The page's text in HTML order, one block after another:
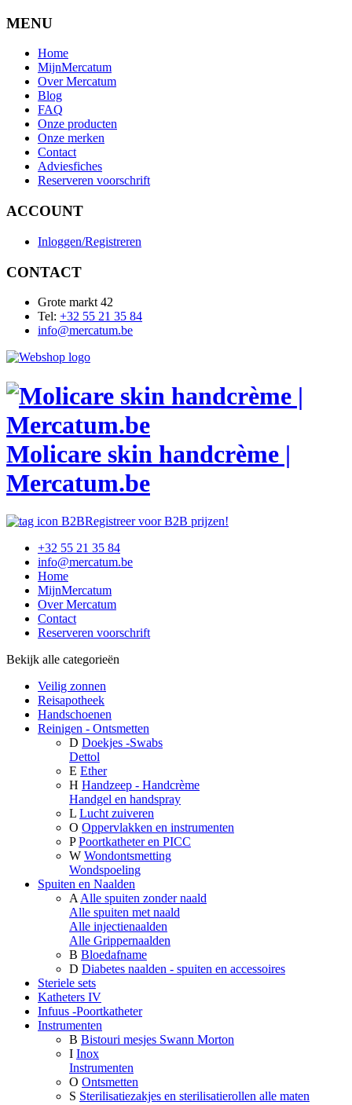
MENU
Home
MijnMercatum
Over Mercatum
Blog
FAQ
Onze producten
Onze merken
Contact
Adviesfiches
Reserveren voorschrift
ACCOUNT
Inloggen/Registreren
CONTACT
Grote markt 42
Tel: +32 55 21 35 84
info@mercatum.be
Molicare skin handcrème |
Mercatum.be
Registreer voor B2B prijzen!
+32 55 21 35 84
info@mercatum.be
Home
MijnMercatum
Over Mercatum
Contact
Reserveren voorschrift
Bekijk alle categorieën
Veilig zonnen
Reisapotheek
Handschoenen
Reinigen - Ontsmetten
D Doekjes -Swabs
Dettol
E Ether
H Handzeep - Handcrème
Handgel en handspray
L Lucht zuiveren
O Oppervlakken en instrumenten
P Poortkatheter en PICC
W Wondontsmetting
Wondspoeling
Spuiten en Naalden
A Alle spuiten zonder naald
Alle spuiten met naald
Alle injectienaalden
Alle Grippernaalden
B Bloedafname
D Diabetes naalden - spuiten en accessoires
Steriele sets
Katheters IV
Infuus -Poortkatheter
Instrumenten
B Bistouri mesjes Swann Morton
I Inox
Instrumenten
O Ontsmetten
S Sterilisatiezakjes en sterilisatierollen alle maten